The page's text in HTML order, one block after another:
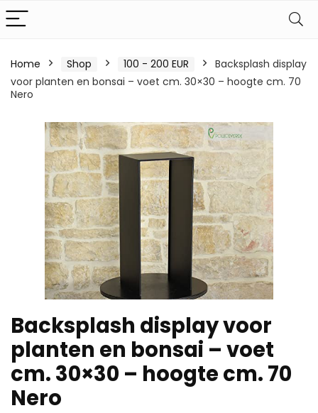
Home Shop 100 - 200 EUR
Backsplash display
voor planten en bonsai – voet cm. 30×30 – hoogte cm. 70
Nero
Backsplash display voor
planten en bonsai – voet
cm. 30×30 – hoogte cm. 70
Nero